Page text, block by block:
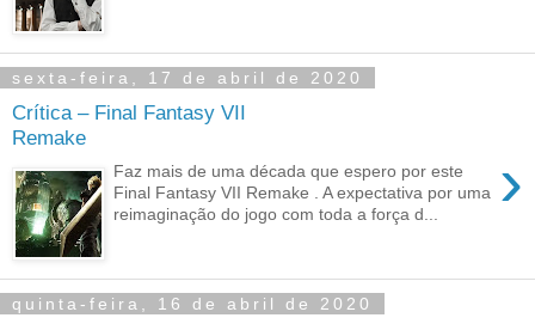
sexta-feira, 17 de abril de 2020
Crítica – Final Fantasy VII
Remake
›
Faz mais de uma década que espero por este
Final Fantasy VII Remake . A expectativa por uma
reimaginação do jogo com toda a força d...
quinta-feira, 16 de abril de 2020